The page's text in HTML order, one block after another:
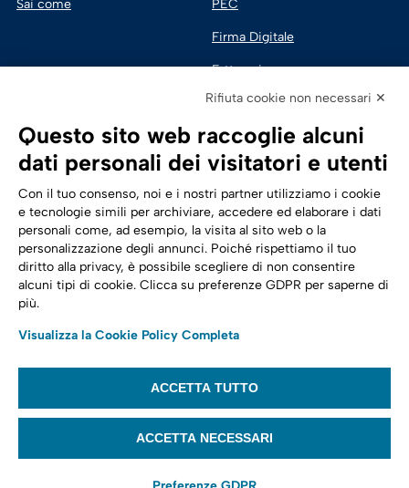
Sai come PEC
Firma Digitale
Fatturazione
Sicurezza Digitale
Cloud
Trasformazione digitale
Energia
Telecomunicazioni
Automotive
Seguici su:
© 2022,Tinexta Infocert S.p.A.– P.IVA 07945211006 – Cap. Sociale €
22.117.536 – REA RM 1064345 – Sede legale: Piazzale Flaminio 1/B, 00196 –
Rifiuta cookie non necessari ✕
Questo sito web raccoglie alcuni
dati personali dei visitatori e utenti
Con il tuo consenso, noi e i nostri partner utilizziamo i cookie
e tecnologie simili per archiviare, accedere ed elaborare i dati
personali come, ad esempio, la visita al sito web o la
personalizzazione degli annunci. Poiché rispettiamo il tuo
diritto alla privacy, è possibile scegliere di non consentire
alcuni tipi di cookie. Clicca su preferenze GDPR per saperne di
più.
Visualizza la Cookie Policy Completa
ACCETTA TUTTO
ACCETTA NECESSARI